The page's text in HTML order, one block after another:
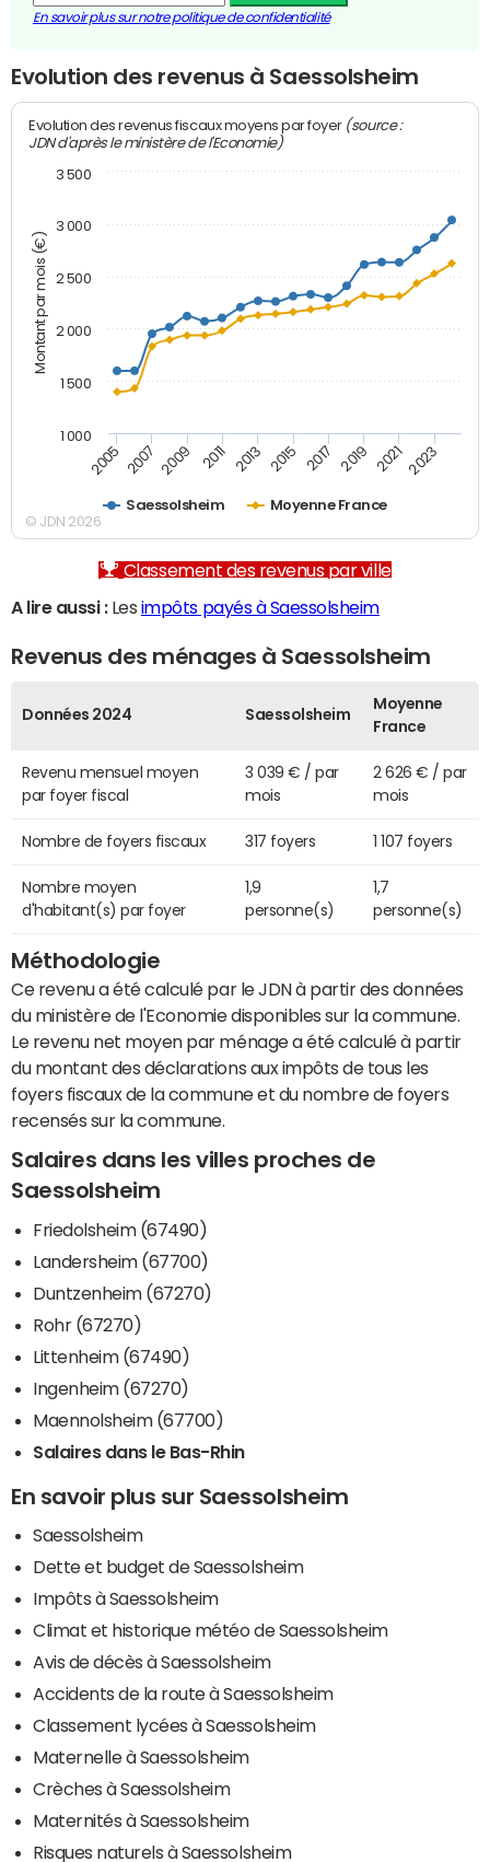
En savoir plus sur notre politique de confidentialité
Evolution des revenus à Saessolsheim
Montant par mois (€)
Evolution des revenus fiscaux moyens par foyer (source :
JDN d'après le ministère de l'Economie)
Saessolsheim Moyenne France
2005 2007 2009 2011 2013 2015 2017 2019 2021 2023
1 000
1 500
2 000
2 500
3 000
3 500
© JDN 2026
Classement des revenus par ville
A lire aussi :Les impôts payés à Saessolsheim
Revenus des ménages à Saessolsheim
Données 2024 Saessolsheim
Moyenne
France
Revenu mensuel moyen
par foyer fiscal
3 039 € / par
mois
2 626 € / par
mois
Nombre de foyers fiscaux 317 foyers 1 107 foyers
Nombre moyen
d'habitant(s) par foyer
1,9
personne(s)
1,7
personne(s)
Méthodologie
Ce revenu a été calculé par le JDN à partir des données
du ministère de l'Economie disponibles sur la commune.
Le revenu net moyen par ménage a été calculé à partir
du montant des déclarations aux impôts de tous les
foyers fiscaux de la commune et du nombre de foyers
recensés sur la commune.
Salaires dans les villes proches de
Saessolsheim
Friedolsheim (67490)
Landersheim (67700)
Duntzenheim (67270)
Rohr (67270)
Littenheim (67490)
Ingenheim (67270)
Maennolsheim (67700)
Salaires dans le Bas-Rhin
En savoir plus sur Saessolsheim
Saessolsheim
Dette et budget de Saessolsheim
Impôts à Saessolsheim
Climat et historique météo de Saessolsheim
Avis de décès à Saessolsheim
Accidents de la route à Saessolsheim
Classement lycées à Saessolsheim
Maternelle à Saessolsheim
Crèches à Saessolsheim
Maternités à Saessolsheim
Risques naturels à Saessolsheim